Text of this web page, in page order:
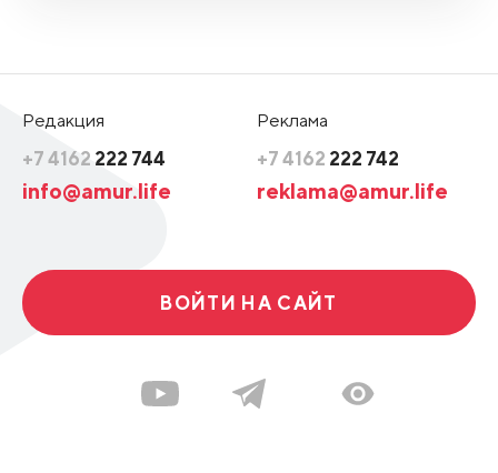
Редакция
+7 4162 222 744
info@amur.life
Реклама
+7 4162 222 742
reklama@amur.life
ВОЙТИ НА САЙТ